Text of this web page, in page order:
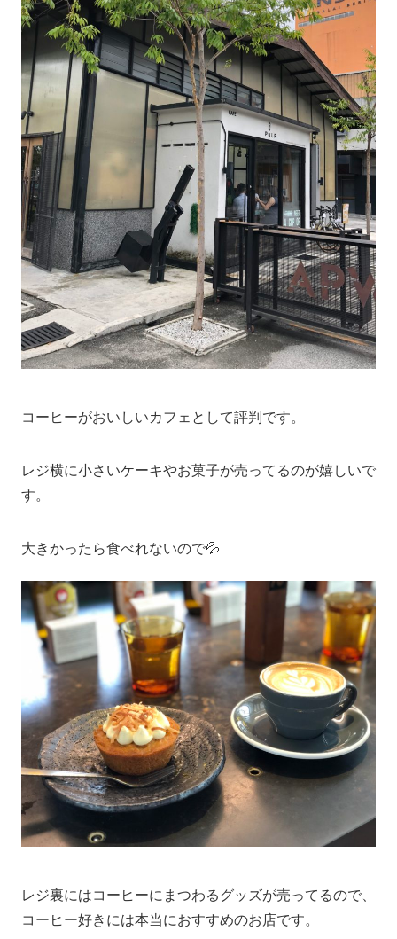
コーヒーがおいしいカフェとして評判です。
レジ横に小さいケーキやお菓子が売ってるのが嬉しいで
す。
大きかったら食べれないので💦
レジ裏にはコーヒーにまつわるグッズが売ってるので、
コーヒー好きには本当におすすめのお店です。